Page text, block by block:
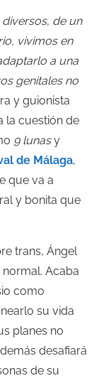
de un
vivimos en
a una
genitales no
y guionista
la cuestión de
9 lunasy
de Málaga,
que va a
y bonita que
trans, Ángel
Acaba
como
su vida
planes no
desafiará
de su